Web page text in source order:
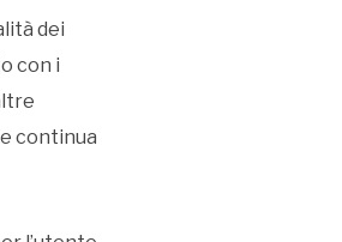
dei
con i
continua